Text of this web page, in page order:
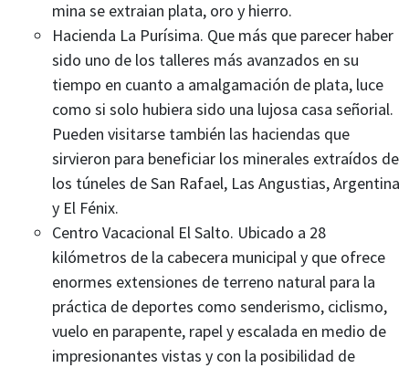
mina se extraian plata, oro y hierro.
Hacienda La Purísima. Que más que parecer haber
sido uno de los talleres más avanzados en su
tiempo en cuanto a amalgamación de plata, luce
como si solo hubiera sido una lujosa casa señorial.
Pueden visitarse también las haciendas que
sirvieron para beneficiar los minerales extraídos de
los túneles de San Rafael, Las Angustias, Argentina
y El Fénix.
Centro Vacacional El Salto. Ubicado a 28
kilómetros de la cabecera municipal y que ofrece
enormes extensiones de terreno natural para la
práctica de deportes como senderismo, ciclismo,
vuelo en parapente, rapel y escalada en medio de
impresionantes vistas y con la posibilidad de